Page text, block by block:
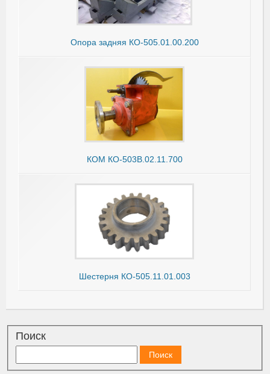
Опора задняя КО-505.01.00.200
КОМ КО-503В.02.11.700
Шестерня КО-505.11.01.003
Поиск